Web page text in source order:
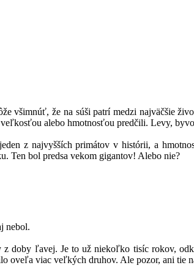
všimnúť, že na súši patrí medzi najväčšie
alebo hmotnosťou predčili. Levy,
z najvyšších primátov v histórii, a
Ten bol predsa vekom gigantov! Alebo nie?
nebol.
doby ľavej. Je to už niekoľko tisíc rokov,
oveľa viac veľkých druhov. Ale pozor, ani